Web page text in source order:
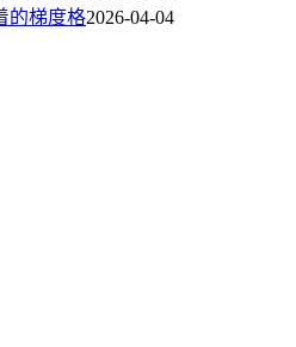
的梯度格2026-04-04